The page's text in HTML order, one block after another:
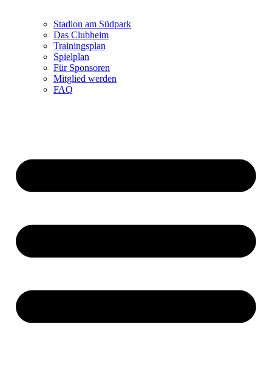
Stadion am Südpark
Das Clubheim
Trainingsplan
Spielplan
Für Sponsoren
Mitglied werden
FAQ